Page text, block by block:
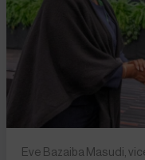
Eve Bazaiba Masudi,